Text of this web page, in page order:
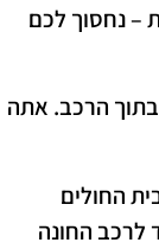
– נחסוך לכם
הרכב. אתה
החולים
לרכב החונה